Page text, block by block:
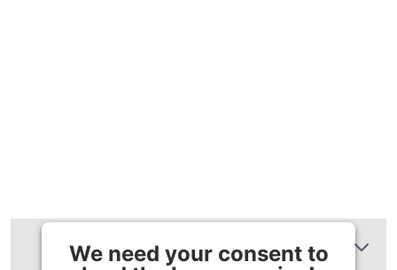
We need your consent to
Zusätzliche Informationen